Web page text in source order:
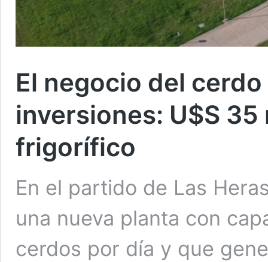
El negocio del
inversiones: U$S
frigorífico
En el partido de Las
una nueva planta con
cerdos por día y que